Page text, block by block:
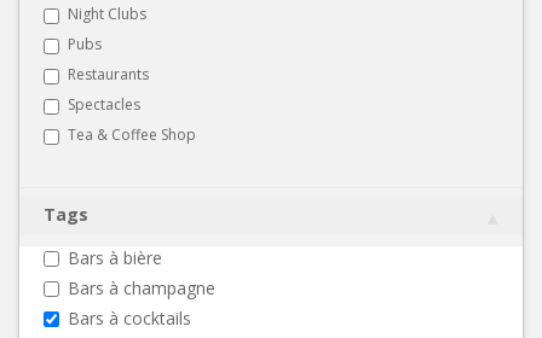
Night Clubs
Pubs
Restaurants
Spectacles
Tea & Coffee Shop
Tags
Bars à bière
Bars à champagne
Bars à cocktails